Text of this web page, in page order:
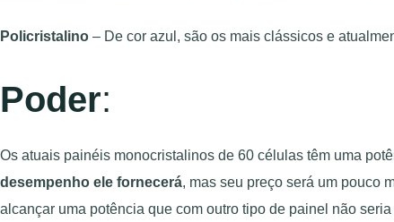
Policristalino – De cor azul, são os mais clássicos e
Poder:
Os atuais painéis monocristalinos de 60 células têm uma
desempenho ele fornecerá, mas seu preço será um pouco
alcançar uma potência que com outro tipo de painel não